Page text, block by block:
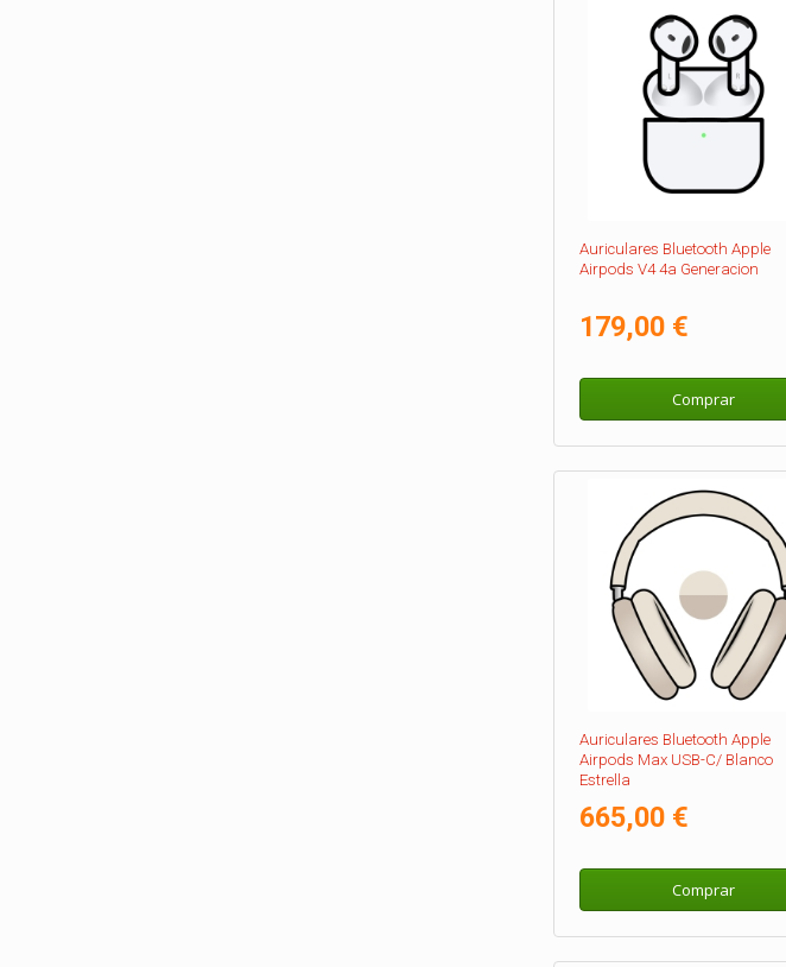
Auriculares Bluetooth Apple
Airpods V4 4a Generacion
179,00 €
Comprar
Auriculares Bluetooth Apple
Airpods Max USB-C/ Blanco
Estrella
665,00 €
Comprar